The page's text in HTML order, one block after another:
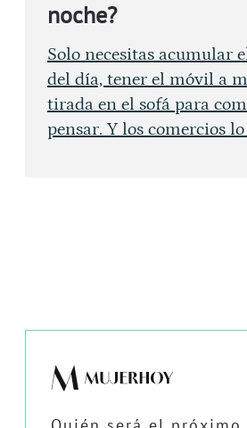
noche?
Solo necesitas acumular
del día, tener el móvil a
tirada en el sofá para
pensar. Y los comercios lo